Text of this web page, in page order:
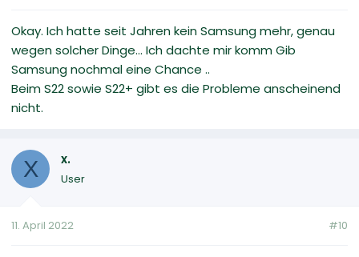
Okay. Ich hatte seit Jahren kein Samsung mehr, genau
wegen solcher Dinge... Ich dachte mir komm Gib
Samsung nochmal eine Chance ..
Beim S22 sowie S22+ gibt es die Probleme anscheinend
nicht.
X x.
User
11. April 2022 #10